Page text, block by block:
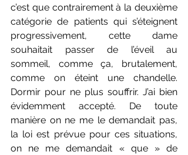
c’est que contrairement à la deuxième
catégorie de patients qui s’éteignent
progressivement, cette dame
souhaitait passer de l’éveil au
sommeil, comme ça, brutalement,
comme on éteint une chandelle.
Dormir pour ne plus souffrir. J’ai bien
évidemment accepté. De toute
manière on ne me le demandait pas,
la loi est prévue pour ces situations,
on ne me demandait « que » de